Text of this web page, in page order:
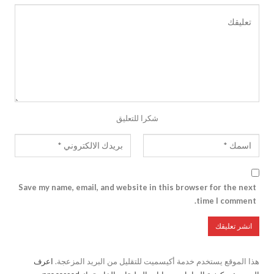
شكرا للتعليق
Save my name, email, and website in this browser for the next
time I comment.
هذا الموقع يستخدم خدمة أكيسميت للتقليل من البريد المزعجة. اعرف